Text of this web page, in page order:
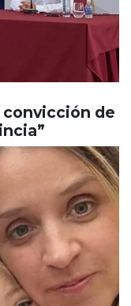
convicción de